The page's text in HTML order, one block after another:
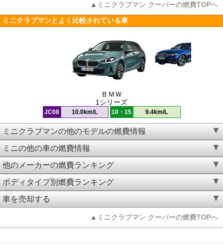
▲ミニクラブマン クーパーの燃費TOPへ
ミニクラブマンとよく比較されている車
ＢＭＷ
1シリーズ
JC08 10.0km/L 10・15 9.4km/L
ミニクラブマンの他のモデルの燃費情報
ミニの他の車の燃費情報
他のメーカーの燃費ランキング
ボディタイプ別燃費ランキング
車を売却する
▲ミニクラブマン クーパーの燃費TOPへ